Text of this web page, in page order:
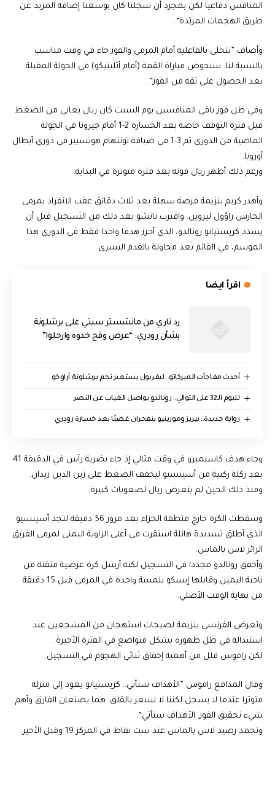
المنافس دفاعيا لكن بمجرد أن سجلنا كان بوسعنا إضافة المزيد عن
طريق الهجمات المرتدة“.
وأضاف ”نتحلى بالفاعلية أمام المرمى والفوز جاء في وقت مناسب
بالنسبة لنا. سنخوض مباراة القمة (أمام أتليتيكو) في الجولة المقبلة
بعد الحصول على ثقة من الفوز“.
وفي ظل فوز باقي المنافسين يوم السبت كان ريال يعاني من الضغط
قبل فترة التوقف خاصة بعد الخسارة 2-1 أمام جيرونا في الجولة
الماضية من الدوري ثم 3-1 في ضيافة توتنهام هوتسبير في دوري أبطال
أوروبا.
ورغم ذلك أظهر ريال قوته بعد فترة متوترة في البداية.
وأهدر كريم بنزيمة فرصة سهلة بعد ثلاث دقائق عقب الانفراد بمرمى
الحارس راؤول ليزوين. واقترب ناتشو بعد ذلك من التسجيل قبل أن
يسدد كريستيانو رونالدو، الذي أحرز هدفا واحدا فقط في الدوري هذا
الموسم، في القائم بعد محاولة بالقدم اليسرى.
اقرأ ايضا
رد ناري من مانشستر سيتي على برشلونة
بشأن رودري: “عرض وقح خذوه وارحلوا”
أحدث مفاجآت الميركاتو.. ليفربول يستعير نجم برشلونة أراوخو
لليوم الـ32 على التوالي.. رونالدو يواصل الغياب عن النصر
رواية جديدة.. بيريز ومورينيو ينفجران غضبًا بعد خسارة رودري
وجاء هدف كاسيميرو في وقت مثالي إذ جاء بضربة رأس في الدقيقة 41
بعد ركلة ركنية من أسينسيو ليخفف الضغط على زين الدين زيدان.
ومنذ ذلك الحين لم يتعرض ريال لصعوبات كبيرة.
وسقطت الكرة خارج منطقة الجزاء بعد مرور 56 دقيقة لتجد أسينسيو
الذي أطلق تسديدة هائلة استقرت في أعلى الزاوية اليمنى لمرمى الفريق
الزائر لاس بالماس.
وأخفق رونالدو مجددا في التسجيل لكنه أرسل كرة عرضية متقنة من
ناحية اليمين وقابلها إيسكو بلمسة واحدة في المرمى قبل 15 دقيقة
من نهاية الوقت الأصلي.
وتعرض الفرنسي بنزيمة لصيحات استهجان من المشجعين عند
استبداله في ظل ظهوره بشكل متواضع في الفترة الأخيرة.
لكن راموس قلل من أهمية إخفاق ثنائي الهجوم في التسجيل.
وقال المدافع راموس ”الأهداف ستأتي.. كريستيانو يعود إلى منزله
متوترا عندما لا يسجل لكننا لا نشعر بالقلق. هما يصنعان الفارق وأهم
شيء تحقيق الفوز. الأهداف ستأتي“.
وتجمد رصيد لاس بالماس عند ست نقاط في المركز 19 وقبل الأخير.